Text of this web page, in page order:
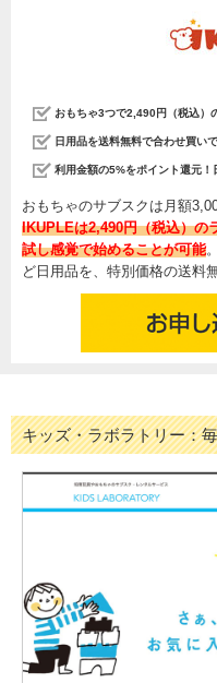
おもちゃ3つで2,490円（税込）
日用品を送料無料で合わせ買い
利用金額の5%をポイント還元！
おもちゃのサブスクは月額
IKUPLEは2,490円（税込）の
試し感覚で始めることが可能
ど日用品を、特別価格の送料
キッズ・ラボラトリー：